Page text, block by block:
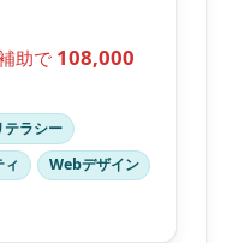
助で 108,000
テラシー
Webデザイン